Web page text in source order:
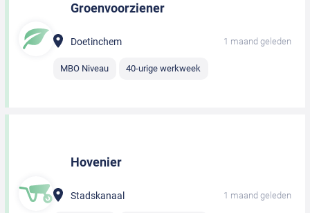
Groenvoorziener
Doetinchem 1 maand geleden
MBO Niveau 40-urige werkweek
Hovenier
Stadskanaal 1 maand geleden